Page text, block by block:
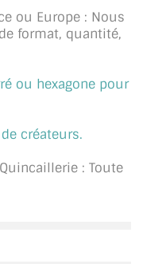
ou Europe : Nous
format, quantité,
ou hexagone pour
créateurs.
: Toute